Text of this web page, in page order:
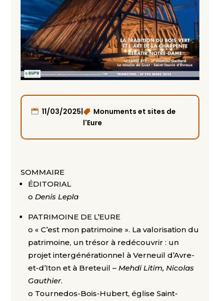
11/03/2025|
Monuments et sites de
l'Eure
SOMMAIRE
ÉDITORIAL
oDenis Lepla
PATRIMOINE DE L’EURE
o « C’est mon patrimoine ». La valorisation du
patrimoine, un trésor à redécouvrir : un
projet intergénérationnel à Verneuil d’Avre-
et-d’Iton et à Breteuil –Mehdi Litim, Nicolas
Gauthier.
o Tournedos-Bois-Hubert, église Saint-